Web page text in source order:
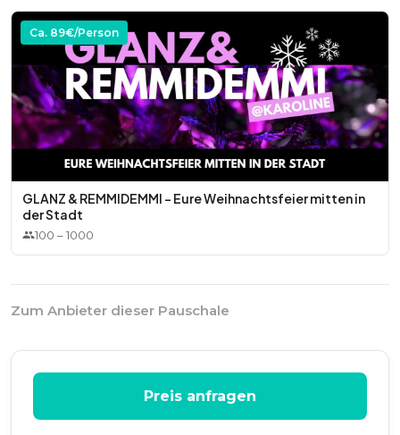
* Speisen
Ca. 89€/Person
GLANZ & REMMIDEMMI - Eure Weihnachtsfeier mitten in
der Stadt
100 –1000
Zum Anbieter dieser Pauschale
Preis anfragen